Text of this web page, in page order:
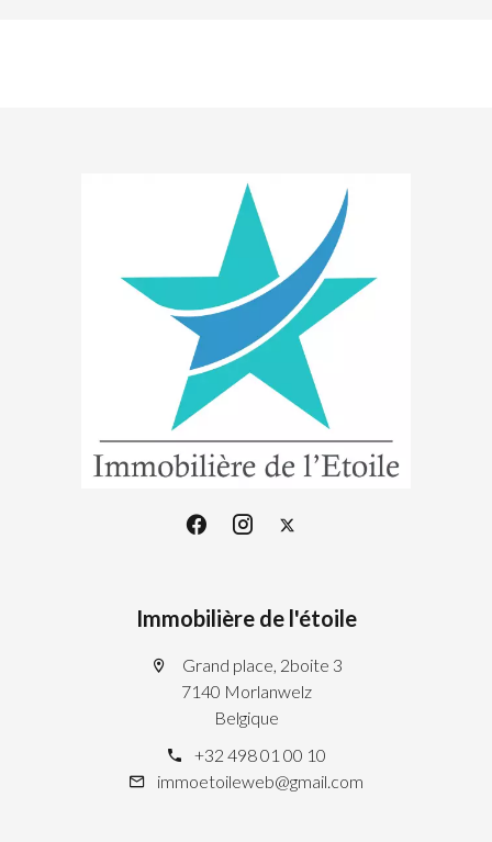
Immobilière de l'étoile
Grand place, 2boite 3
7140 Morlanwelz
Belgique
+32 498 01 00 10
immoetoileweb@gmail.com